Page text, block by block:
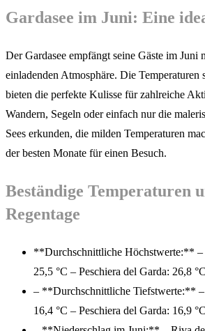
Gardasee im Juni: Eine
Der Gardasee empfängt seine Gäste im Juni
einladenden Atmosphäre. Die Temperaturen
bieten die perfekte Kulisse für zahlreiche
Wandern, Segeln oder einfach nur die
Sees erkunden, die milden Temperaturen
der besten Monate für einen Besuch.
Beständige Temperaturen
Regentage
**Durchschnittliche Höchstwerte:** –
25,5 °C – Peschiera del Garda: 26,8 °C
– **Durchschnittliche Tiefstwerte:**
16,4 °C – Peschiera del Garda: 16,9 °C